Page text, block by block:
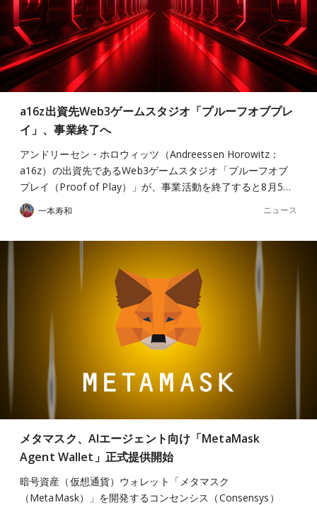
a16z出資先Web3ゲームスタジオ「プルーフオブプレ
イ」、事業終了へ
アンドリーセン・ホロウィッツ（Andreessen Horowitz：
a16z）の出資先であるWeb3ゲームスタジオ「プルーフオブ
プレイ（Proof of Play）」が、事業活動を終了すると8月5…
一本寿和 ニュース
メタマスク、AIエージェント向け「MetaMask
Agent Wallet」正式提供開始
暗号資産（仮想通貨）ウォレット「メタマスク
（MetaMask）」を開発するコンセンシス（Consensys）